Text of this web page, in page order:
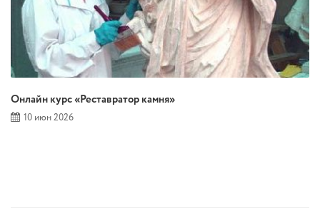
Онлайн курс «Реставратор камня»
10 июн 2026